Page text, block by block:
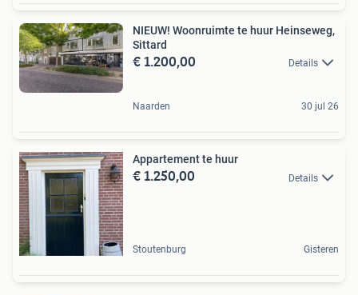
NIEUW! Woonruimte te huur Heinseweg,
Sittard
€ 1.200,00 Details
Naarden 30 jul 26
Appartement te huur
€ 1.250,00 Details
Stoutenburg Gisteren